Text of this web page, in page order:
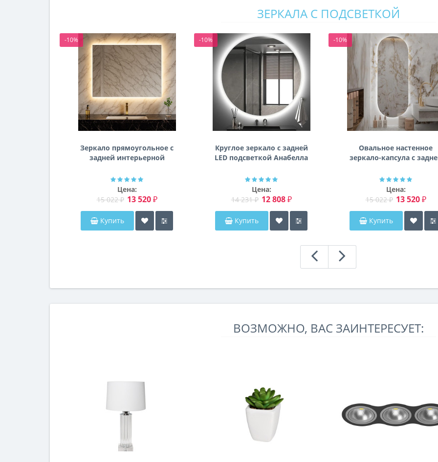
ЗЕРКАЛА С ПОДСВЕТКОЙ
-10%
Зеркало прямоугольное с
задней интерьерной
Далтон
Цена:
15 022 ₽ 13 520 ₽
Купить
-10%
Круглое зеркало с задней
LED подсветкой Анабелла
Цена:
14 231 ₽ 12 808 ₽
Купить
-10%
Овальное настенное
зеркало-капсула с
Мэриэнн
Цена:
15 022 ₽ 13 520 ₽
Купить
ВОЗМОЖНО, ВАС ЗАИНТЕРЕСУЕТ: